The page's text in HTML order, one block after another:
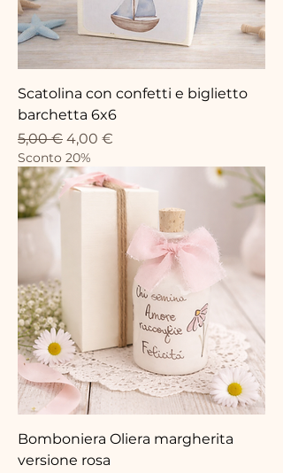
Scatolina con confetti e biglietto
barchetta 6x6
Precio
5,00 € Precio de oferta
4,00 €
Sconto 20%
Bomboniera Oliera margherita
versione rosa